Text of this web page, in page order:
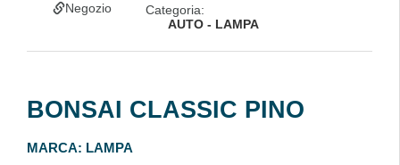
Negozio
Categoria:
AUTO - LAMPA
BONSAI CLASSIC PINO
MARCA: LAMPA